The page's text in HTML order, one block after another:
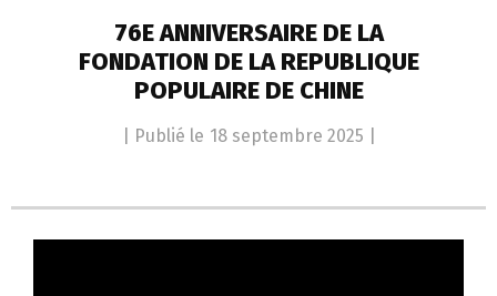
76E ANNIVERSAIRE DE LA
FONDATION DE LA REPUBLIQUE
POPULAIRE DE CHINE
| Publié le 18 septembre 2025